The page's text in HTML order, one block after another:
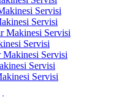
Servisi
Servisi
Makinesi Servisi
Servisi
Makinesi Servisi
Servisi
Servisi